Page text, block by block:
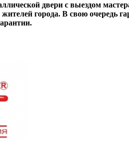
двери с выездом
города. В свою очередь